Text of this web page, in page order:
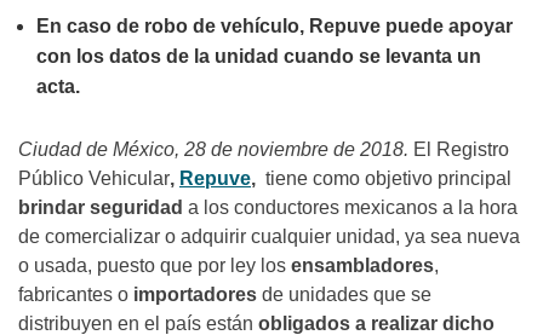
En caso de robo de vehículo, Repuve puede apoyar
con los datos de la unidad cuando se levanta un
acta.
Ciudad de México, 28 de noviembre de 2018. El Registro
Público Vehicular, Repuve, tiene como objetivo principal
brindar seguridad a los conductores mexicanos a la hora
de comercializar o adquirir cualquier unidad, ya sea nueva
o usada, puesto que por ley los ensambladores,
fabricantes o importadores de unidades que se
distribuyen en el país están obligados a realizar dicho